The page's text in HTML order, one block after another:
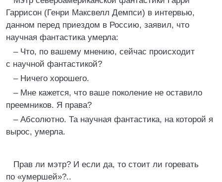
Гаррисон (Генри Максвелл Демпси) в интервью,
данном перед приездом в Россию, заявил, что
научная фантастика умерла:
– Что, по вашему мнению, сейчас происходит
с научной фантастикой?
– Ничего хорошего.
– Мне кажется, что ваше поколение не оставило
преемников. Я права?
– Абсолютно. Та научная фантастика, на которой я
вырос, умерла.
Прав ли мэтр? И если да, то стоит ли горевать
по «умершей»?..